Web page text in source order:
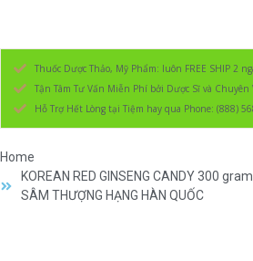
Thuốc Dược Thảo, Mỹ Phẩm: luôn FREE SHIP 2
Tận Tâm Tư Vấn Miễn Phí bởi Dược Sĩ và Chuyên
Hỗ Trợ Hết Lòng tại Tiệm hay qua Phone: (888)
Home
KOREAN RED GINSENG CANDY 300
SÂM THƯỢNG HẠNG HÀN QUỐC